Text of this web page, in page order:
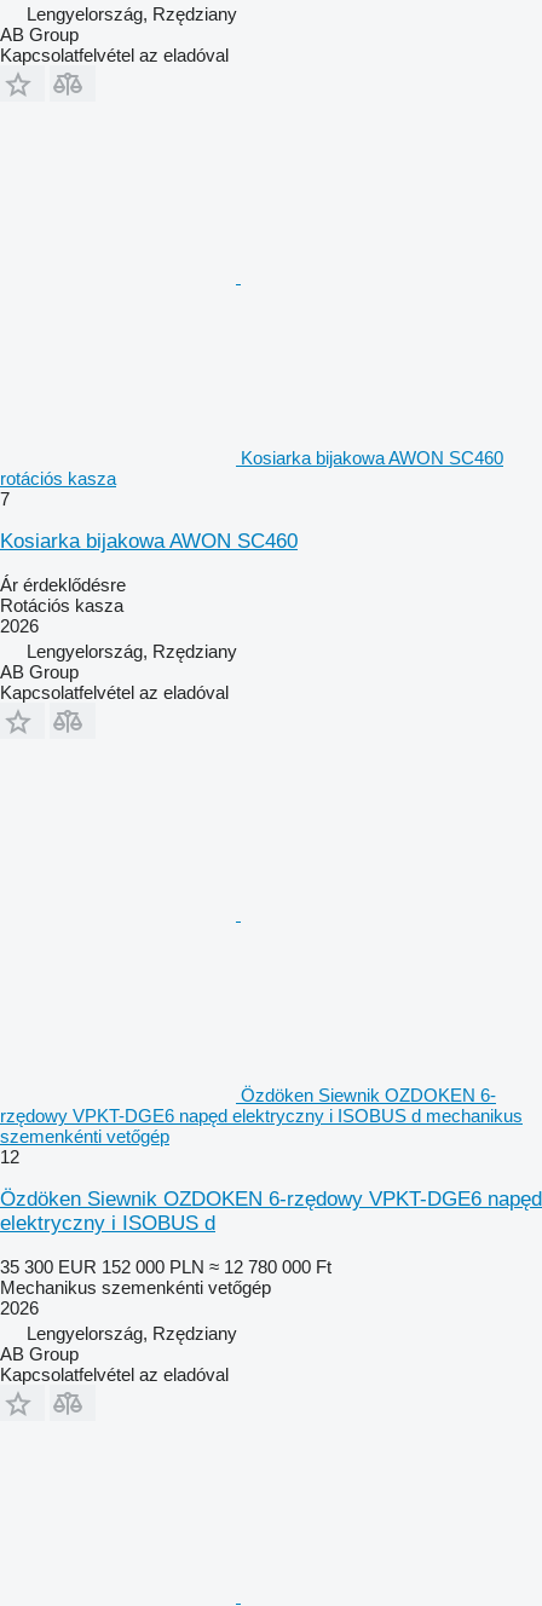
Lengyelország, Rzędziany
AB Group
Kapcsolatfelvétel az eladóval
Kosiarka bijakowa AWON SC460
rotációs kasza
7
Kosiarka bijakowa AWON SC460
Ár érdeklődésre
Rotációs kasza
2026
Lengyelország, Rzędziany
AB Group
Kapcsolatfelvétel az eladóval
Özdöken Siewnik OZDOKEN 6-
rzędowy VPKT-DGE6 napęd elektryczny i ISOBUS d mechanikus
szemenkénti vetőgép
12
Özdöken Siewnik OZDOKEN 6-rzędowy VPKT-DGE6 napęd
elektryczny i ISOBUS d
35 300 EUR 152 000 PLN ≈ 12 780 000 Ft
Mechanikus szemenkénti vetőgép
2026
Lengyelország, Rzędziany
AB Group
Kapcsolatfelvétel az eladóval